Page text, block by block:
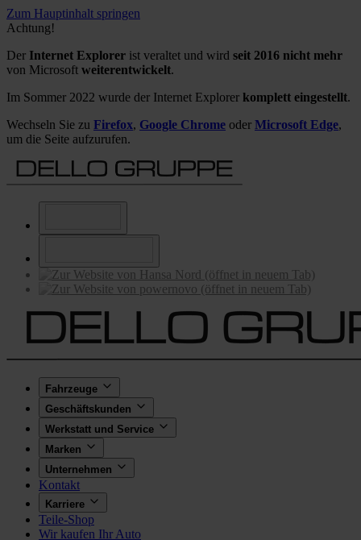
Zum Hauptinhalt springen
Achtung!
Der Internet Explorer ist veraltet und wird seit 2016 nicht mehr
von Microsoft weiterentwickelt.
Im Sommer 2022 wurde der Internet Explorer komplett eingestellt.
Wechseln Sie zu Firefox, Google Chrome oder Microsoft Edge,
um die Seite aufzurufen.
Fahrzeuge
Geschäftskunden
Werkstatt und Service
Marken
Unternehmen
Kontakt
Karriere
Teile-Shop
Wir kaufen Ihr Auto